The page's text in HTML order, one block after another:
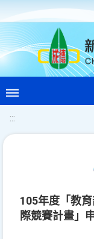
:::
105年度「教
際競賽計畫」